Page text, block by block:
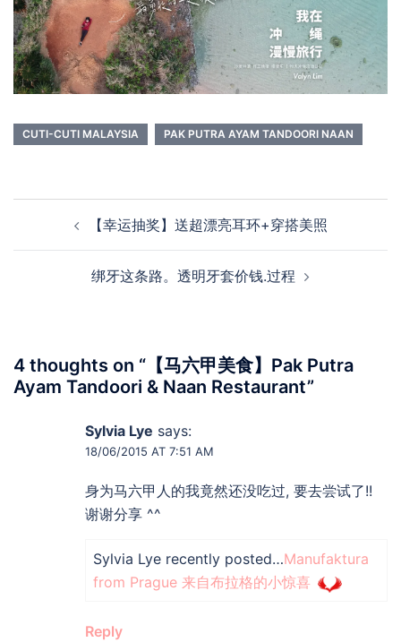
CUTI-CUTI MALAYSIA PAK PUTRA AYAM TANDOORI NAAN
navigation【幸运抽奖】送超漂亮耳环+穿搭美照
绑牙这条路。透明牙套价钱.过程
4 thoughts on “ 【马六甲美食】Pak Putra
Ayam Tandoori & Naan Restaurant”
Sylvia Lye says:
18/06/2015 AT 7:51 AM
身为马六甲人的我竟然还没吃过, 要去尝试了!!
谢谢分享 ^^
Sylvia Lye recently posted…Manufaktura
from Prague 来自布拉格的小惊喜
Reply